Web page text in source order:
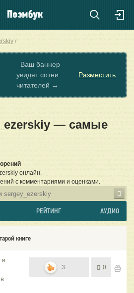
Ваш баннер
увидят сотни
читателей →
Разместить
— самые
онлайн.
с комментариями и оценками.
РЕЙТИНГ АУДИО
книге
в
3 0